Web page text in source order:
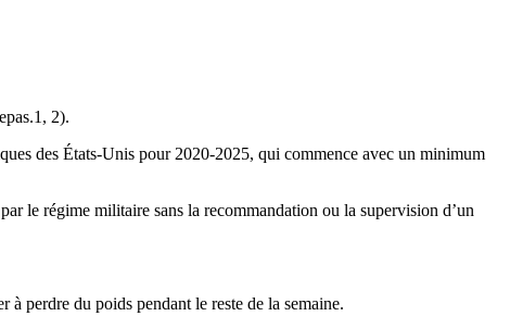
2).
des États-Unis pour 2020-2025, qui commence avec un minimum
le régime militaire sans la recommandation ou la supervision d’un
perdre du poids pendant le reste de la semaine.